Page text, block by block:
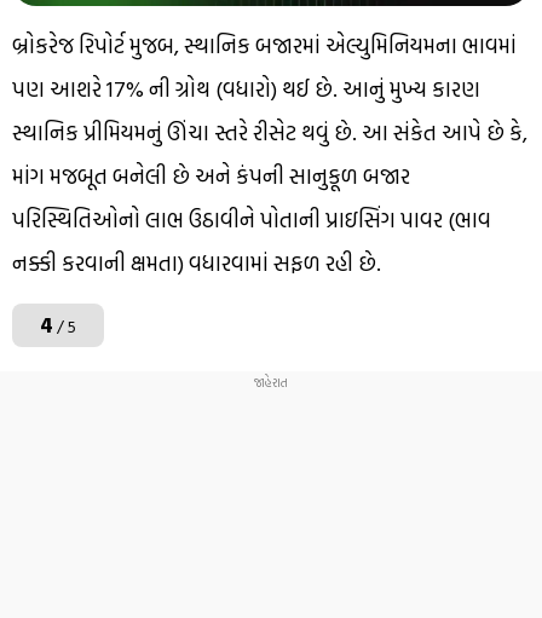
બ્રોકરેજ રિપોર્ટ મુજબ, સ્થાનિક બજારમાં એલ્યુમિનિયમના ભાવમાં
પણ આશરે 17% ની ગ્રોથ (વધારો) થઈ છે. આનું મુખ્ય કારણ
સ્થાનિક પ્રીમિયમનું ઊંચા સ્તરે રીસેટ થવું છે. આ સંકેત આપે છે કે,
માંગ મજબૂત બનેલી છે અને કંપની સાનુકૂળ બજાર
પરિસ્થિતિઓનો લાભ ઉઠાવીને પોતાની પ્રાઇસિંગ પાવર (ભાવ
નક્કી કરવાની ક્ષમતા) વધારવામાં સફળ રહી છે.
4/ 5